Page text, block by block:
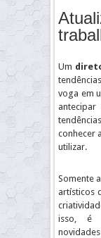
Um
voga em
conhecer
utilizar.
Somente
artísticos
isso, é